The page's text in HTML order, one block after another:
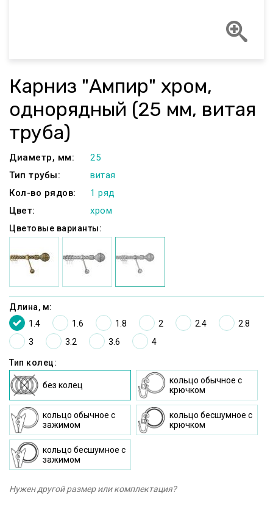
Карниз "Ампир" хром,
однорядный (25 мм, витая
труба)
Диаметр, мм:
25
Тип трубы:
витая
Кол-во рядов:
1 ряд
Цвет:
хром
Цветовые варианты:
Длина, м:
1.4
1.6 1.8 2 2.4
2.8
3
3.2 3.6 4
Тип колец:
без колец
кольцо oбычное c
крючком
кольцо oбычное с
зажимом
кольцо бесшумное c
крючком
кольцо бесшумное с
зажимом
Нужен другой размер или комплектация?